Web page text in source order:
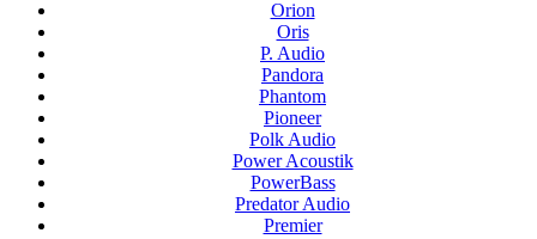
Orion
Oris
P. Audio
Pandora
Phantom
Pioneer
Polk Audio
Power Acoustik
PowerBass
Predator Audio
Premier